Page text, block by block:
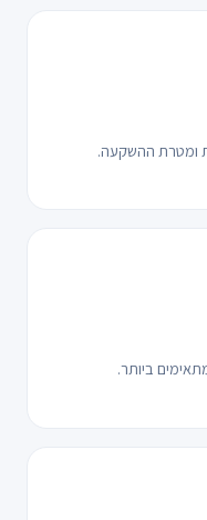
ומטרת ההשקעה.
ביותר.